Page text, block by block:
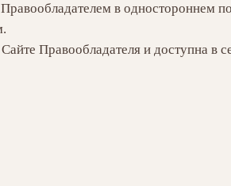
в одностороннем
Правообладателя и доступна в